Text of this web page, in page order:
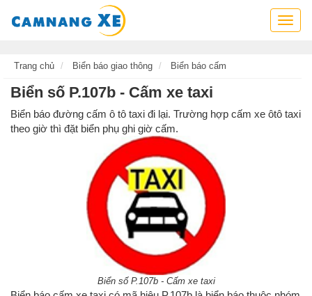
Cẩm
tin
Trang chủ Biển báo giao thông Biển báo cấm
Biển số P.107b - Cấm xe taxi
Biển báo đường cấm ô tô taxi đi lại. Trường hợp cấm xe ôtô taxi
theo giờ thì đặt biển phụ ghi giờ cấm.
Biển số P.107b - Cấm xe taxi